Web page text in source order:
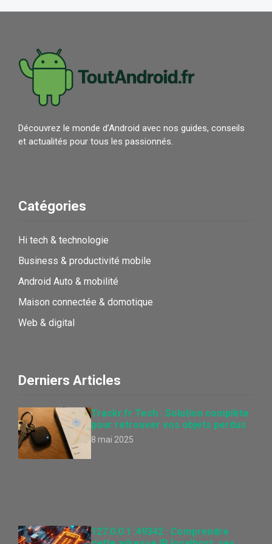
Découvrez le monde d’Android avec nos guides, conseils
et actualités pour tous les passionnés.
Catégories
Hi tech & technologie
Business & productivité mobile
Android Auto & mobilité
Maison connectée & domotique
Web & digital
Derniers Articles
Trackr.fr Tech : Solution complète
pour retrouver vos objets perdus
8 mai 2025
127.0.0.1 :49342 : Comprendre